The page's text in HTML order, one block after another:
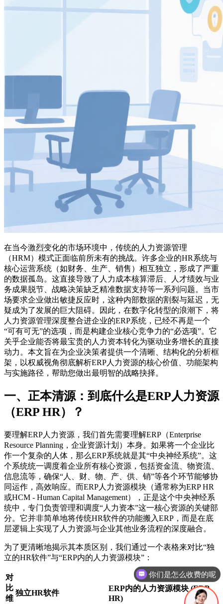
在当今激烈变化的市场环境中，传统的人力资源管理
（HRM）模式正面临前所未有的挑战。许多企业的HR系统与
核心运营系统（如财务、生产、销售）相互独立，形成了严重
的数据孤岛。这直接导致了人力成本核算滞后、人才绩效与业
务成果脱节、战略决策缺乏精准数据支持等一系列问题。当市
场要求企业做出敏捷反应时，这种内部数据的割裂与延迟，无
疑成为了发展的巨大阻碍。因此，在数字化转型的浪潮下，将
人力资源管理深度整合进企业的ERP系统，已经不再是一个
“可有可无”的选项，而是构建企业核心竞争力的“必选项”。它
关乎企业能否将最宝贵的人力资本转化为驱动业务增长的直接
动力。本文旨在为企业决策者提供一个清晰、结构化的分析框
架，以权威视角彻底解析ERP人力资源的核心价值、功能架构
与实施路径，帮助您做出最明智的战略抉择。
一、正本清源：到底什么是ERP人力资源
（ERP HR）？
要理解ERP人力资源，我们首先需要理解ERP（Enterprise
Resource Planning，企业资源计划）本身。如果将一个企业比
作一个复杂的人体，那么ERP系统就是其“中央神经系统”。这
个系统统一调度着企业所有核心资源，包括资金流、物资流、
信息流等，确保“人、财、物、产、供、销”等各个环节能够协
同运作，高效响应。而ERP人力资源模块（通常称为ERP HR
或HCM - Human Capital Management），正是这个中央神经系
统中，专门负责管理和调度“人力资本”这一核心资源的关键部
分。它并非简单地将传统HR软件的功能搬入ERP，而是在底
层逻辑上实现了人力资源与企业其他业务流程的深度融合。
为了更清晰地揭示其本质区别，我们通过一个表格来对比“独
立的HR软件”与“ERP内的人力资源模块”：
对
比
维
独立HR软件
ERP内的人力资源模块 (ERP
HR)
你们是怎么收费的呢